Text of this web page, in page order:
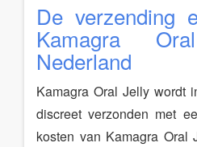
De verzending
Kamagra
Nederland
Kamagra Oral Jelly wordt
discreet verzonden met
kosten van Kamagra Oral